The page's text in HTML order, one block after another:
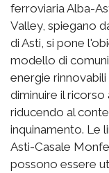
ferroviaria Alba-
Valley, spiegano
di Asti, si pone
modello di
energie
diminuire il
riducendo al
inquinamento. Le
Asti-Casale
possono essere